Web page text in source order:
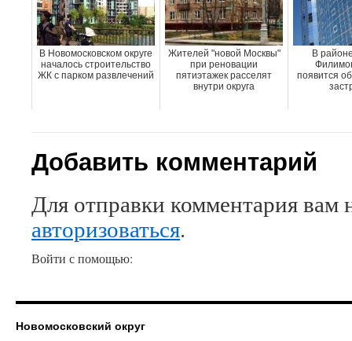
В Новомосковском округе
началось строительство
ЖК с парком развлечений
Жителей "новой Москвы"
при реновации
пятиэтажек расселят
внутри округа
В
появится
Добавить комментарий
Для отправки комментария вам
авторизоваться.
Войти с помощью:
Новомосковский округ